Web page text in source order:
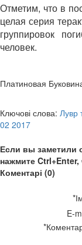
Отметим, что в
целая серия
группировок
человек.
Платиновая
Ключові слова: Лувр
02 2017
Если вы заметили
нажмите
Коментарі (0)
*
E-
*